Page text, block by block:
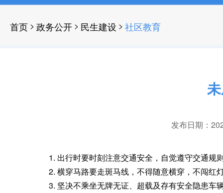
首页 > 政务公开 > 民生建设 > 社区教育
发布日期：
1. 出行时要时刻注意交通安全 ， 自觉遵守交通规
2. 横穿马路要走斑马线 ， 不得随意横穿，不闯红
3. 坚决不乘坐无牌无证、超载及存有安全隐患车